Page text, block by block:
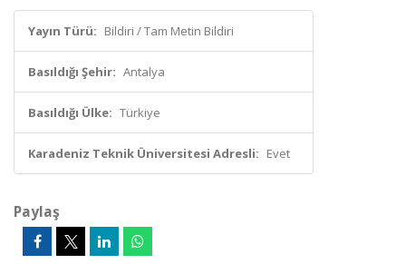
Yayın Türü: Bildiri / Tam Metin Bildiri
Basıldığı Şehir: Antalya
Basıldığı Ülke: Türkiye
Karadeniz Teknik Üniversitesi Adresli: Evet
Paylaş